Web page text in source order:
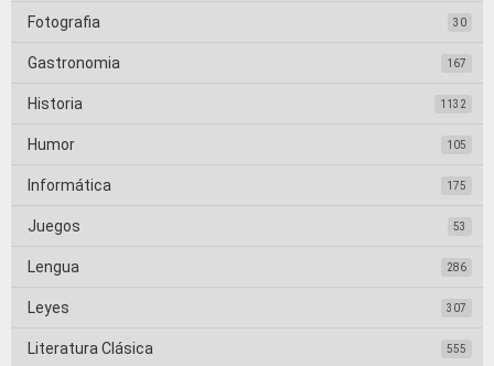
Fotografia 30
Gastronomia 167
Historia 1132
Humor 105
Informática 175
Juegos 53
Lengua 286
Leyes 307
Literatura Clásica 555